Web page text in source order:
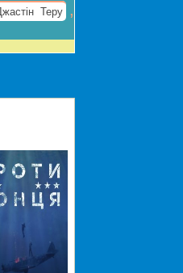
Теру ,